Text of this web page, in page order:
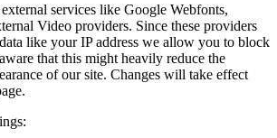
services like Google Webfonts,
Video providers. Since these providers
like your IP address we allow you to block
that this might heavily reduce the
of our site. Changes will take effect